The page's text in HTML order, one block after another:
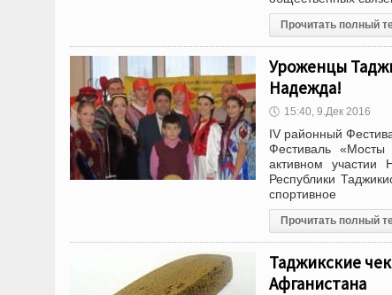
Прочитать полный
Уроженцы
Надежда!
🕔 15:40, 9.Дек 2016
IV районный
Фестиваль
активном участии
Республики
спортивное
Прочитать полный
Таджикские
Афганистана